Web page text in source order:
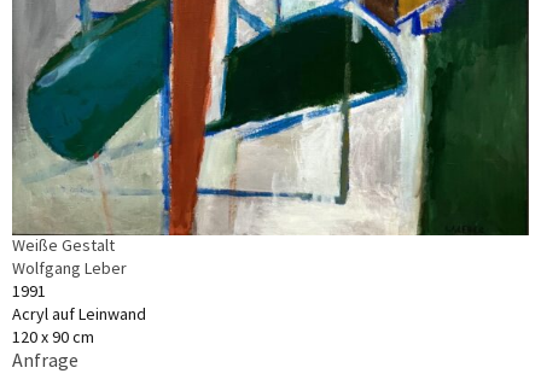
Weiße Gestalt
Wolfgang Leber
1991
Acryl auf Leinwand
120 x 90 cm
Anfrage